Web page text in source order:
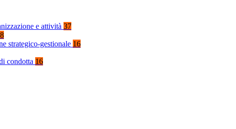
e attività 37
strategico-gestionale 16
condotta 16